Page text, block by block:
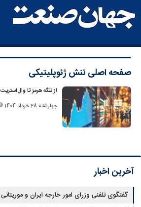
صفحه اصلیتنش ژئوپلیتیکی
از تنگه هرمز تا وال‌استریت
چهارشنبه 28 خرداد 1404
آخرین اخبار
گفتگوی تلفنی وزرای امور خارجه ایران و موریتانی